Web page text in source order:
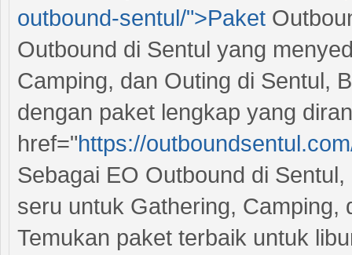
outbound-sentul/">Paket
Outbound di Sentul yang
Camping, dan Outing di Sentul,
dengan paket lengkap yang
href="https://
Sebagai EO Outbound di
seru untuk Gathering, Camping,
Temukan paket terbaik untuk